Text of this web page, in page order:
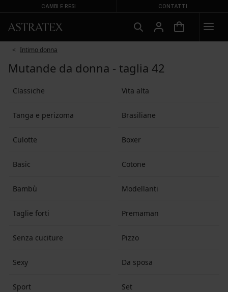
CAMBI E RESI CONTATTI
Intimo donna
Mutande da donna - taglia 42
Classiche Vita alta
Tanga e perizoma Brasiliane
Culotte Boxer
Basic Cotone
Bambù Modellanti
Taglie forti Premaman
Senza cuciture Pizzo
Sexy Da sposa
Sport Set